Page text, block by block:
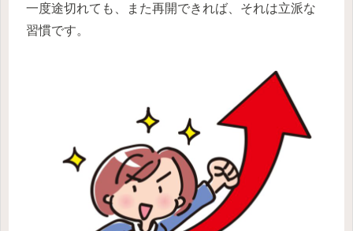
一度途切れても、また再開できれば、それは立派な
習慣です。